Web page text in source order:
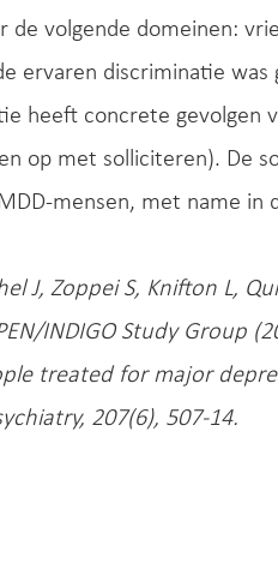
volgende domeinen:
ervaren discriminatie was
heeft concrete gevolgen
op met solliciteren). De
mensen, met name in
J, Zoppei S, Knifton L,
INDIGO Study Group
treated for major
207(6), 507-14.